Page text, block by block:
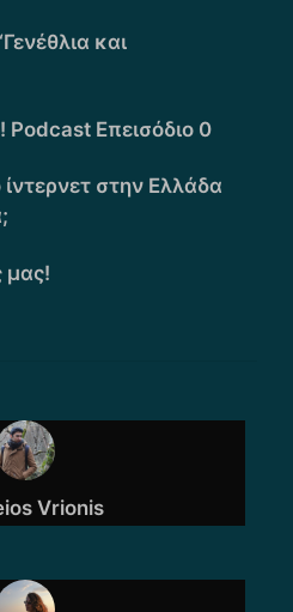
και
Podcast Επεισόδιο 0
στην Ελλάδα
μας!
Vrionis